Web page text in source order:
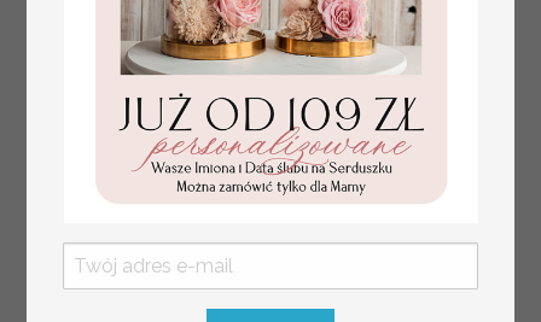
Prezent dla dziecka na narodziny
pamiątka z pierwszych lat życia
349.00 PLN